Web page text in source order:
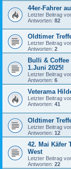
44er-Fahrer
Letzter Beitrag
Antworten: 82
Oldtimer
Letzter Beitrag
Antworten: 2
Bulli &
1.Juni 2025!
Letzter Beitrag
Antworten: 6
Veterama
Letzter Beitrag
Antworten: 41
Oldtimer
Letzter Beitrag
Antworten: 12
42. Mai Käfer
West
Letzter Beitrag
Antworten: 22